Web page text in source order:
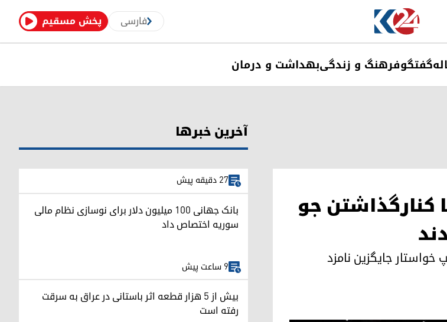
پخش مسقیم فارسی
گفتگوفرهنگ و زندگیبهداشت و درمان
کنارگذاشتن جو
جایگزین نامزد
آخرین خبرها
27 دقیقه پیش
بانک جهانی ۱۰۰ میلیون دلار برای نوسازی نظام مالی
سوریه اختصاص داد
9 ساعت پیش
بیش از ۵ هزار قطعه اثر باستانی در عراق به سرقت
رفته است